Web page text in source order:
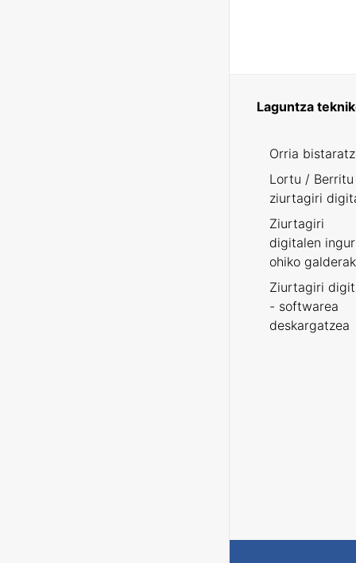
Laguntza
Orria
Lortu / Berritu
ziurtagiri
Ziurtagiri
digitalen
ohiko galderak
Ziurtagiri
- softwarea
deskargatzea